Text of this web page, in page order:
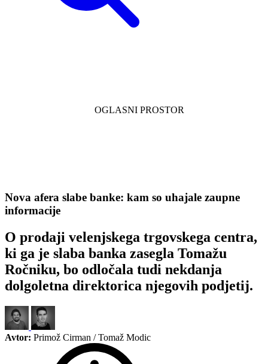
Nova afera slabe banke: kam so uhajale zaupne
informacije
O prodaji velenjskega trgovskega centra,
ki ga je slaba banka zasegla Tomažu
Ročniku, bo odločala tudi nekdanja
dolgoletna direktorica njegovih podjetij.
Avtor: Primož Cirman / Tomaž Modic